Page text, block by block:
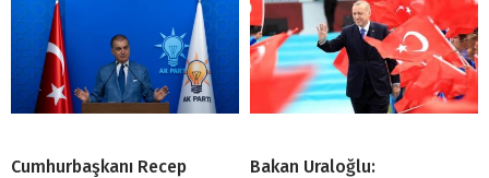
Cumhurbaşkanı Recep
Bakan Uraloğlu: